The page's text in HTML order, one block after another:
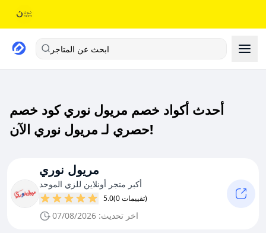
ابحث عن المتاجر
أحدث أكواد خصم مريول نوري كود خصم
حصري لـ مريول نوري الآن!
مريول نوري
أكبر متجر أونلاين للزي الموحد
5.0 (0 تقييمات)
اخر تحديث: 07/08/2026